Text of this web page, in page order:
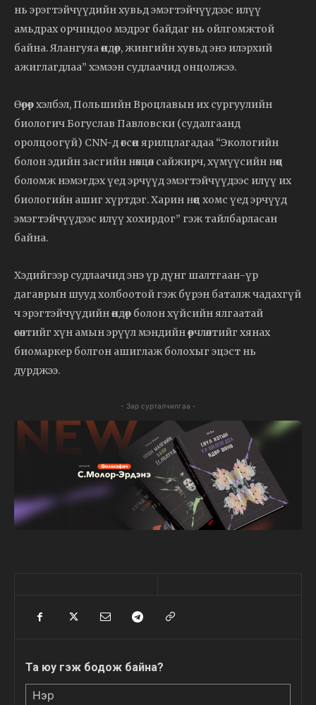
нь эрэгтэйчүүдийн хувьд эмэгтэйчүүдээс илүү
амьдрах орчиндоо мэдрэг байдаг нь ойлгомжтой
байна. Ялангуяа өндөр, жингийн хувьд энэ илэрхий
ажиглагдлаа” хэмээн судлаачид онцолжээ.
Өөрөөр хэлбэл, Польшийн Вроцлавын их сургуулийн
биологич Богуслав Павловски (судалгаанд
оролцоогүй) CNN-д өгсөн ярилцлагадаа “Экологийн
болон эдийн засгийн нөхцөл сайжирч, хүмүүсийн нөөц
боломж нэмэгдэх үед эрчүүд эмэгтэйчүүдээс илүү их
биологийн ашиг хүртдэг. Харин нөөц хомс үед эрчүүд
эмэгтэйчүүдээс илүү хохирдог” гэж тайлбарласан
байна.
Хэдийгээр судлаачид энэ үр дүнг шалтгаан-үр
дагаврын шууд холбоотой гэж бүрэн баталж чадахгүй
ч эрэгтэйчүүдийн өндөр болон хүйсийн ялгаатай
өсөлтийг хүн амын эрүүл мэндийн өөрчлөлтийг хянах
биомаркер болгон ашиглаж болохыг эцэст нь
дурджээ.
- Зар сурталчилгаа -
Та юу гэж бодож байна?